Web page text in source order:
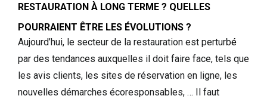
RESTAURATION À LONG TERME ? QUELLES
POURRAIENT ÊTRE LES ÉVOLUTIONS ?
Aujourd’hui, le secteur de la restauration est perturbé
par des tendances auxquelles il doit faire face, tels que
les avis clients, les sites de réservation en ligne, les
nouvelles démarches écoresponsables, … Il faut